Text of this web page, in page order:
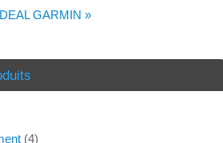
GARMIN »
(4)